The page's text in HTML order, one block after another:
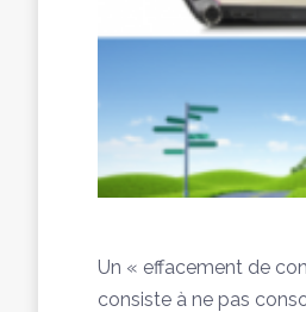
Un « effacement de
consiste à ne pas